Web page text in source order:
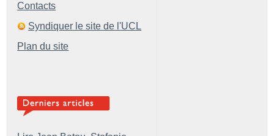
Contacts
Syndiquer le site de l'UCL
Plan du site